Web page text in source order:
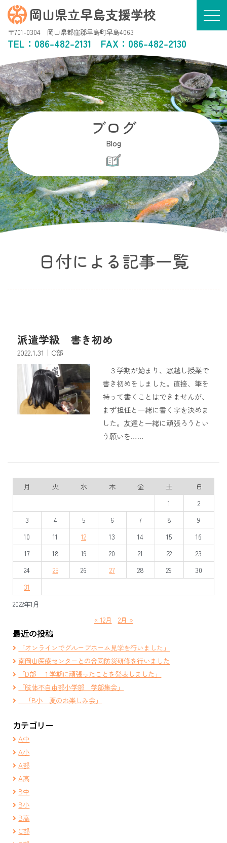
岡山県立早島支援学校
〒701-0304 岡山県都窪郡早島町早島4063
TEL： 086-482-2131 FAX：086-482-2130
ブログ
Blog
日付による記事一覧
派遣学級 書き初め
2022.1.31 ｜C部
３学期が始まり、窓越し授業で
書き初めをしました。直接、筆を
持って書くことはできませんが、
まず担任と一緒に書く字を決めま
した。友達と一緒に頑張ろうとい
う願いを……
2022年1月
月 火 水 木 金 土
日
1
2
3
4 5 6 7 8
9
10
11 12 13 14 15
16
17
18 19 20 21 22
23
24
25 26 27 28 29
30
31
« 12月 2月 »
最近の投稿
「オンラインでグループホーム見学を行いました」
南岡山医療センターとの合同防災研修を行いました
「D部 １学期に頑張ったことを発表しました」
「肢体不自由部小学部 学部集会」
「B小 夏のお楽しみ会」
カテゴリー
A中
A小
A部
A高
B中
B小
B高
C部